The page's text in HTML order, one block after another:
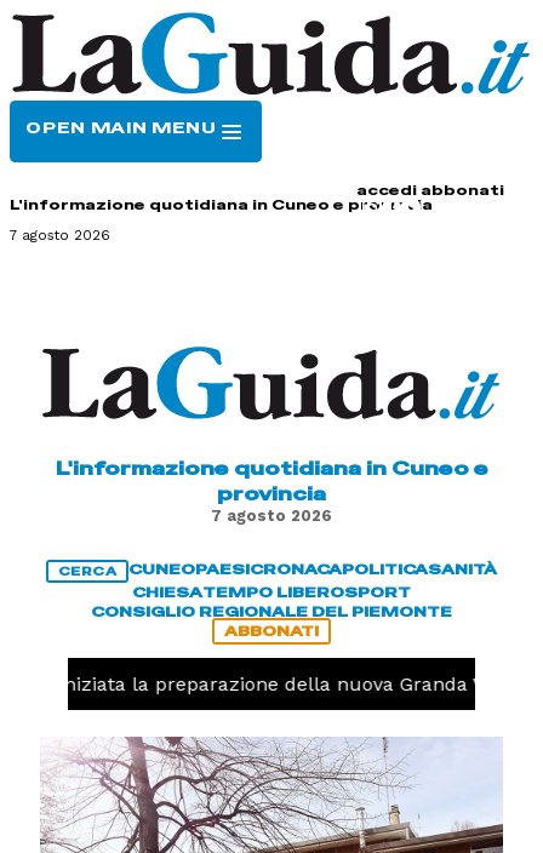
OPEN MAIN MENU
accedi abbonati
L'informazione quotidiana in Cuneo e provincia
7 agosto 2026
L'informazione quotidiana in Cuneo e
provincia
7 agosto 2026
CERCA CUNEOPAESICRONACAPOLITICASANITÀ
CHIESATEMPO LIBEROSPORT
CONSIGLIO REGIONALE DEL PIEMONTE
ABBONATI
iniziata la preparazione della nuova Granda Volley